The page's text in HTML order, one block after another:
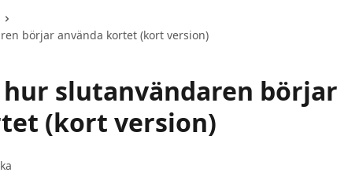
börjar använda kortet (kort version)
hur slutanvändaren börjar
(kort version)